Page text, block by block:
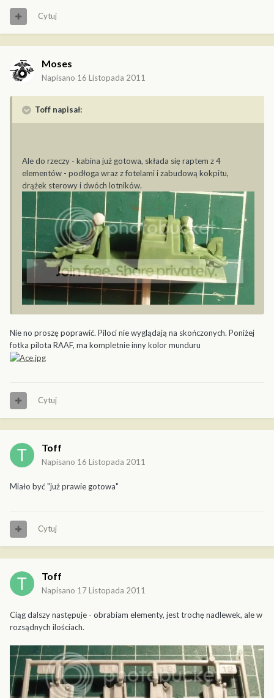
Cytuj
Moses
Napisano 16 Listopada 2011
Toff napisał:
Ale do rzeczy - kabina już gotowa, składa się raptem z 4
elementów - podłoga wraz z fotelami i zabudową kokpitu,
drążek sterowy i dwóch lotników.
Nie no proszę poprawić. Piloci nie wyglądają na skończonych. Poniżej
fotka pilota RAAF, ma kompletnie inny kolor munduru
Cytuj
Toff
Napisano 16 Listopada 2011
Miało być "już prawie gotowa"
Cytuj
Toff
Napisano 17 Listopada 2011
Ciąg dalszy następuje - obrabiam elementy, jest trochę nadlewek, ale w
rozsądnych ilościach.